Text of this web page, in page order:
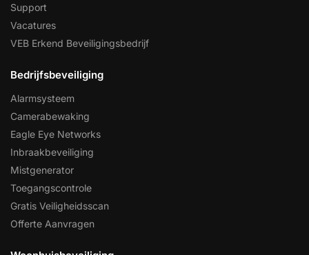
Support
Vacatures
VEB Erkend Beveiligingsbedrijf
Bedrijfsbeveiliging
Alarmsysteem
Camerabewaking
Eagle Eye Networks
Inbraakbeveiliging
Mistgenerator
Toegangscontrole
Gratis Veiligheidsscan
Offerte Aanvragen